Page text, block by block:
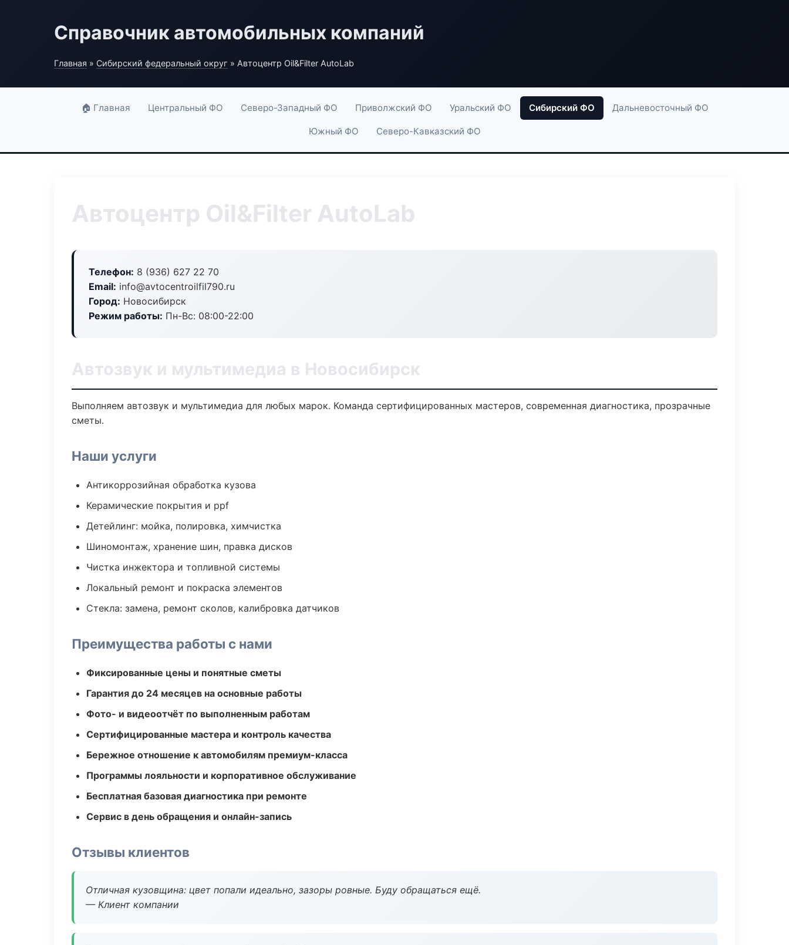
Справочник автомобильных компаний
Главная » Сибирский федеральный округ » Автоцентр Oil&Filter AutoLab
🏠 Главная Центральный ФО Северо-Западный ФО Приволжский ФО Уральский ФО Сибирский ФО Дальневосточный ФО
Южный ФО Северо-Кавказский ФО
Автоцентр Oil&Filter AutoLab
Телефон: 8 (936) 627 22 70
Email: info@avtocentroilfil790.ru
Город: Новосибирск
Режим работы: Пн-Вс: 08:00-22:00
Автозвук и мультимедиа в Новосибирск
Выполняем автозвук и мультимедиа для любых марок. Команда сертифицированных мастеров, современная диагностика, прозрачные
сметы.
Наши услуги
Антикоррозийная обработка кузова
Керамические покрытия и ppf
Детейлинг: мойка, полировка, химчистка
Шиномонтаж, хранение шин, правка дисков
Чистка инжектора и топливной системы
Локальный ремонт и покраска элементов
Стекла: замена, ремонт сколов, калибровка датчиков
Преимущества работы с нами
Фиксированные цены и понятные сметы
Гарантия до 24 месяцев на основные работы
Фото- и видеоотчёт по выполненным работам
Сертифицированные мастера и контроль качества
Бережное отношение к автомобилям премиум-класса
Программы лояльности и корпоративное обслуживание
Бесплатная базовая диагностика при ремонте
Сервис в день обращения и онлайн-запись
Отзывы клиентов
Отличная кузовщина: цвет попали идеально, зазоры ровные. Буду обращаться ещё.
— Клиент компании